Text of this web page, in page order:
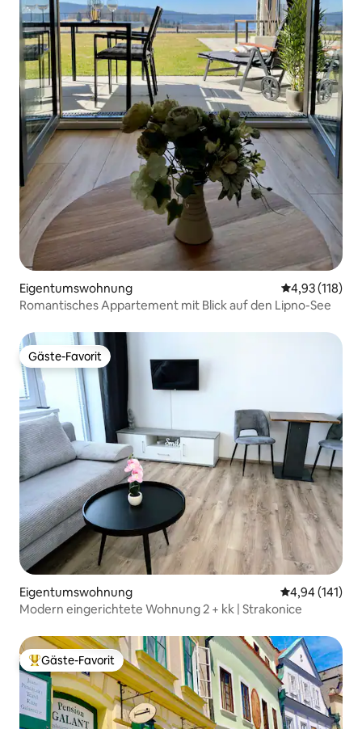
Eigentumswohnung
4,93 (118)
Romantisches Appartement mit Blick auf den Lipno-See
Gäste-Favorit
Gäste-Favorit
Eigentumswohnung
4,94 (141)
Modern eingerichtete Wohnung 2 + kk | Strakonice
Beliebter Gäste-Favorit.
Gäste-Favorit